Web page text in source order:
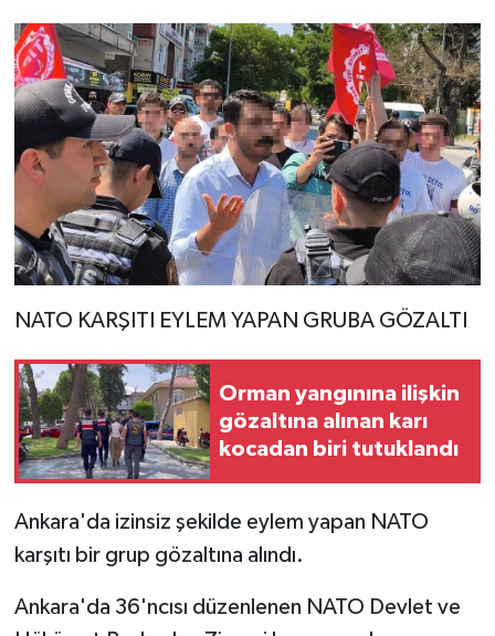
NATO KARŞITI EYLEM YAPAN GRUBA GÖZALTI
Orman yangınına ilişkin
gözaltına alınan karı
kocadan biri tutuklandı
Ankara'da izinsiz şekilde eylem yapan NATO
karşıtı bir grup gözaltına alındı.
Ankara'da 36'ncısı düzenlenen NATO Devlet ve